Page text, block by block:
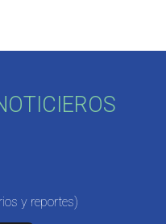
y reportes)